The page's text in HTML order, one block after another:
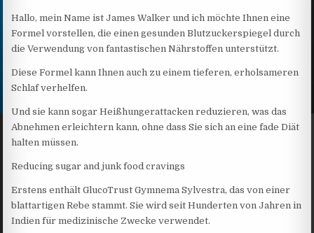
Hallo, mein Name ist James Walker und ich möchte Ihnen eine
Formel vorstellen, die einen gesunden Blutzuckerspiegel durch
die Verwendung von fantastischen Nährstoffen unterstützt.
Diese Formel kann Ihnen auch zu einem tieferen, erholsameren
Schlaf verhelfen.
Und sie kann sogar Heißhungerattacken reduzieren, was das
Abnehmen erleichtern kann, ohne dass Sie sich an eine fade Diät
halten müssen.
Reducing sugar and junk food cravings
Erstens enthält GlucoTrust Gymnema Sylvestra, das von einer
blattartigen Rebe stammt. Sie wird seit Hunderten von Jahren in
Indien für medizinische Zwecke verwendet.